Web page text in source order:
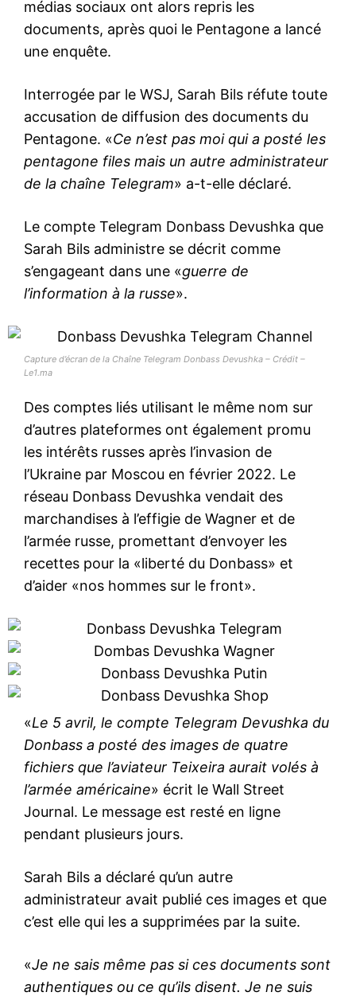
médias sociaux ont alors repris les
documents, après quoi le Pentagone a lancé
une enquête.
Interrogée par le WSJ, Sarah Bils réfute toute
accusation de diffusion des documents du
Pentagone. «Ce n’est pas moi qui a posté les
pentagone files mais un autre administrateur
de la chaîne Telegram» a-t-elle déclaré.
Le compte Telegram Donbass Devushka que
Sarah Bils administre se décrit comme
s’engageant dans une «guerre de
l’information à la russe».
Capture d’écran de la Chaîne Telegram Donbass Devushka – Crédit –
Le1.ma
Des comptes liés utilisant le même nom sur
d’autres plateformes ont également promu
les intérêts russes après l’invasion de
l’Ukraine par Moscou en février 2022. Le
réseau Donbass Devushka vendait des
marchandises à l’effigie de Wagner et de
l’armée russe, promettant d’envoyer les
recettes pour la «liberté du Donbass» et
d’aider «nos hommes sur le front».
«Le 5 avril, le compte Telegram Devushka du
Donbass a posté des images de quatre
fichiers que l’aviateur Teixeira aurait volés à
l’armée américaine» écrit le Wall Street
Journal. Le message est resté en ligne
pendant plusieurs jours.
Sarah Bils a déclaré qu’un autre
administrateur avait publié ces images et que
c’est elle qui les a supprimées par la suite.
«Je ne sais même pas si ces documents sont
authentiques ou ce qu’ils disent. Je ne suis